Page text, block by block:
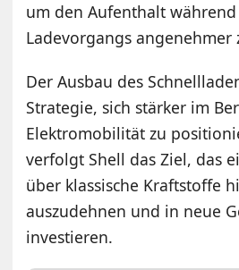
um den Aufenthalt während
Ladevorgangs angenehmer
Der Ausbau des
Strategie, sich stärker im
Elektromobilität zu
verfolgt Shell das Ziel, das
über klassische Kraftstoffe
auszudehnen und in neue
investieren.